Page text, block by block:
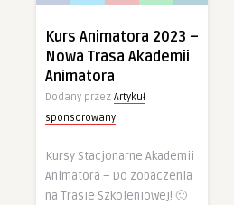
Kurs Animatora 2023 –
Nowa Trasa Akademii
Animatora
Dodany przez Artykuł
sponsorowany
Kursy Stacjonarne Akademii
Animatora – Do zobaczenia
na Trasie Szkoleniowej! 🙂